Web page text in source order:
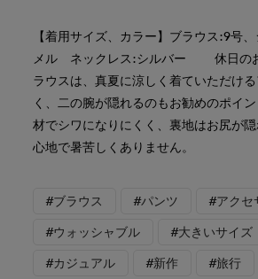
【着用サイズ、カラー】ブラウス:9
メル ネックレス:シルバー 休日のお
ラウスは、真夏に涼しく着ていただけ
く、二の腕が隠れるのもお勧めのポイ
材でシワになりにくく、裏地はお尻が
心地で暑苦しくありません。
#ブラウス #パンツ #アクセ
#ウォッシャブル #大きいサイズ
#カジュアル #新作 #旅行